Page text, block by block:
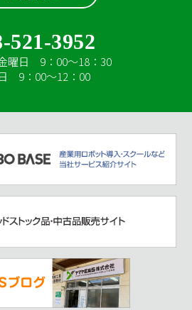
521-3952
曜日 9：00～18：30
9：00～12：00